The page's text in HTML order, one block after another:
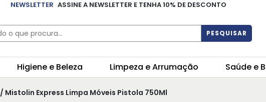
NEWSLETTER ASSINE A NEWSLETTER E TENHA 10% DE DESCONTO
PESQUISAR
Higiene e Beleza Limpeza e Arrumação Saúde e
/ Mistolin Express Limpa Móveis Pistola 750Ml